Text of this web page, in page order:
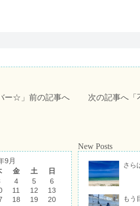
ー☆ 」前の記事へ 次の記事へ「
9月
金 土
日
4 5
6
11 12
13
18 19
20
New Posts
さら
もう